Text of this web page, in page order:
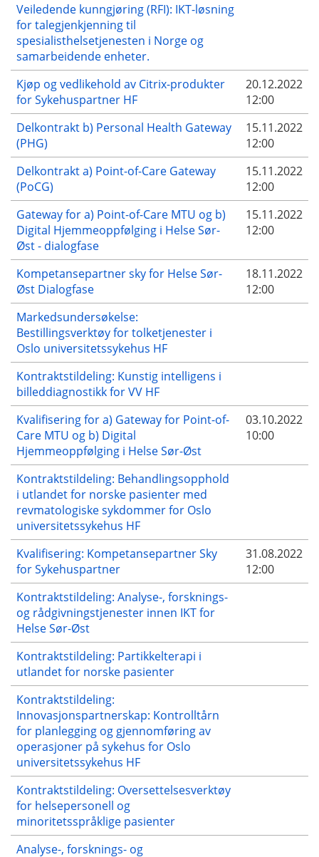
Veiledende kunngjøring (RFI): IKT-løsning
for talegjenkjenning til
spesialisthelsetjenesten i Norge og
samarbeidende enheter.
Kjøp og vedlikehold av Citrix-produkter
for Sykehuspartner HF
20.12.2022
12:00
Delkontrakt b) Personal Health Gateway
(PHG)
15.11.2022
12:00
Delkontrakt a) Point-of-Care Gateway
(PoCG)
15.11.2022
12:00
Gateway for a) Point-of-Care MTU og b)
Digital Hjemmeoppfølging i Helse Sør-
Øst - dialogfase
15.11.2022
12:00
Kompetansepartner sky for Helse Sør-
Øst Dialogfase
18.11.2022
12:00
Markedsundersøkelse:
Bestillingsverktøy for tolketjenester i
Oslo universitetssykehus HF
Kontraktstildeling: Kunstig intelligens i
billeddiagnostikk for VV HF
Kvalifisering for a) Gateway for Point-of-
Care MTU og b) Digital
Hjemmeoppfølging i Helse Sør-Øst
03.10.2022
10:00
Kontraktstildeling: Behandlingsopphold
i utlandet for norske pasienter med
revmatologiske sykdommer for Oslo
universitetssykehus HF
Kvalifisering: Kompetansepartner Sky
for Sykehuspartner
31.08.2022
12:00
Kontraktstildeling: Analyse-, forsknings-
og rådgivningstjenester innen IKT for
Helse Sør-Øst
Kontraktstildeling: Partikkelterapi i
utlandet for norske pasienter
Kontraktstildeling:
Innovasjonspartnerskap: Kontrolltårn
for planlegging og gjennomføring av
operasjoner på sykehus for Oslo
universitetssykehus HF
Kontraktstildeling: Oversettelsesverktøy
for helsepersonell og
minoritetsspråklige pasienter
Analyse-, forsknings- og